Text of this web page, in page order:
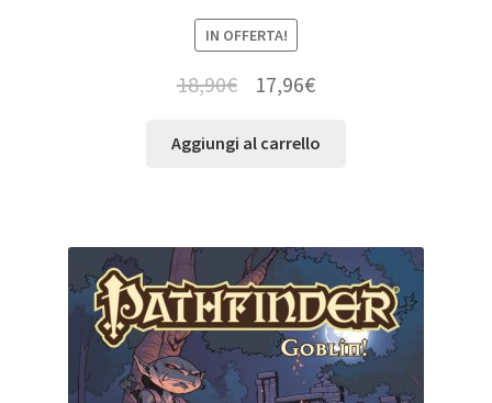
IN OFFERTA!
18,90€ 17,96€
Aggiungi al carrello